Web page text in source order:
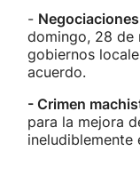
-
domingo, 28 de
gobiernos
acuerdo.
- Crimen
para la mejora
ineludiblemente